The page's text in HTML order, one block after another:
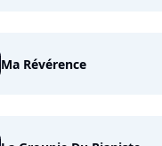
Ma Révérence